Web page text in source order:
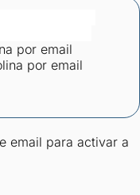
por email
por email
email para activar a